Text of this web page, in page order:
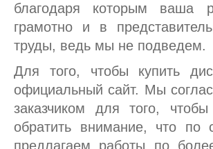
благодаря которым ваша
грамотно и в
труды, ведь мы не подведем.
Для того, чтобы купить
официальный сайт. Мы
заказчиком для того,
обратить внимание, что
предлагаем работы по